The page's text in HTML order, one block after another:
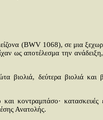
(BWV 1068), σε μια
ως αποτέλεσμα την
δεύτερα βιολιά και
κοντραμπάσο· κατασκευές
Ανατολής.